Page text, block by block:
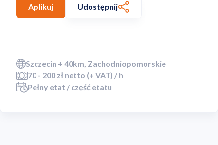
Aplikuj Udostępnij
Szczecin + 40km, Zachodniopomorskie
70 - 200 zł netto (+ VAT) / h
Pełny etat / część etatu